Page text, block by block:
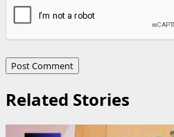
Related Stories